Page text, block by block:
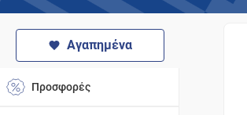
Αγαπημένα
Προσφορές